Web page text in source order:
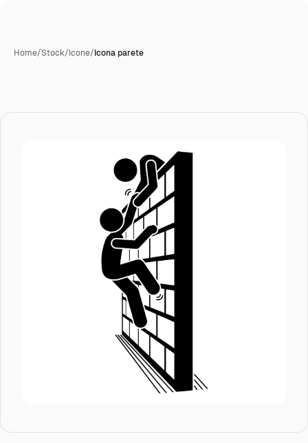
Home/Stock/Icone/Icona parete